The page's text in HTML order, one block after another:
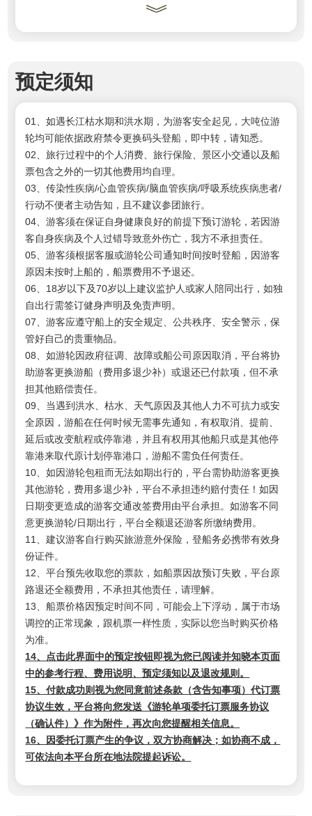
预定须知
01、如遇长江枯水期和洪水期，为游客安全起见，大吨位游
轮均可能依据政府禁令更换码头登船，即中转，请知悉。
02、旅行过程中的个人消费、旅行保险、景区小交通以及船
票包含之外的一切其他费用均自理。
03、传染性疾病/心血管疾病/脑血管疾病/呼吸系统疾病患者/
行动不便者主动告知，且不建议参团旅行。
04、游客须在保证自身健康良好的前提下预订游轮，若因游
客自身疾病及个人过错导致意外伤亡，我方不承担责任。
05、游客须根据客服或游轮公司通知时间按时登船，因游客
原因未按时上船的，船票费用不予退还。
06、18岁以下及70岁以上建议监护人或家人陪同出行，如独
自出行需签订健身声明及免责声明。
07、游客应遵守船上的安全规定、公共秩序、安全警示，保
管好自己的贵重物品。
08、如游轮因政府征调、故障或船公司原因取消，平台将协
助游客更换游船（费用多退少补）或退还已付款项，但不承
担其他赔偿责任。
09、当遇到洪水、枯水、天气原因及其他人力不可抗力或安
全原因，游船在任何时候无需事先通知，有权取消、提前、
延后或改变航程或停靠港，并且有权用其他船只或是其他停
靠港来取代原计划停靠港口，游船不需负任何责任。
10、如因游轮包租而无法如期出行的，平台需协助游客更换
其他游轮，费用多退少补，平台不承担违约赔付责任！如因
日期变更造成的游客交通改签费用由平台承担。如游客不同
意更换游轮/日期出行，平台全额退还游客所缴纳费用。
11、建议游客自行购买旅游意外保险，登船务必携带有效身
份证件。
12、平台预先收取您的票款，如船票因故预订失败，平台原
路退还全额费用，不承担其他责任，请理解。
13、船票价格因预定时间不同，可能会上下浮动，属于市场
调控的正常现象，跟机票一样性质，实际以您当时购买价格
为准。
14、点击此界面中的预定按钮即视为您已阅读并知晓本页面
中的参考行程、费用说明、预定须知以及退改规则。
15、付款成功则视为您同意前述条款（含告知事项）代订票
协议生效，平台将向您发送《游轮单项委托订票服务协议
（确认件）》作为附件，再次向您提醒相关信息。
16、因委托订票产生的争议，双方协商解决；如协商不成，
可依法向本平台所在地法院提起诉讼。